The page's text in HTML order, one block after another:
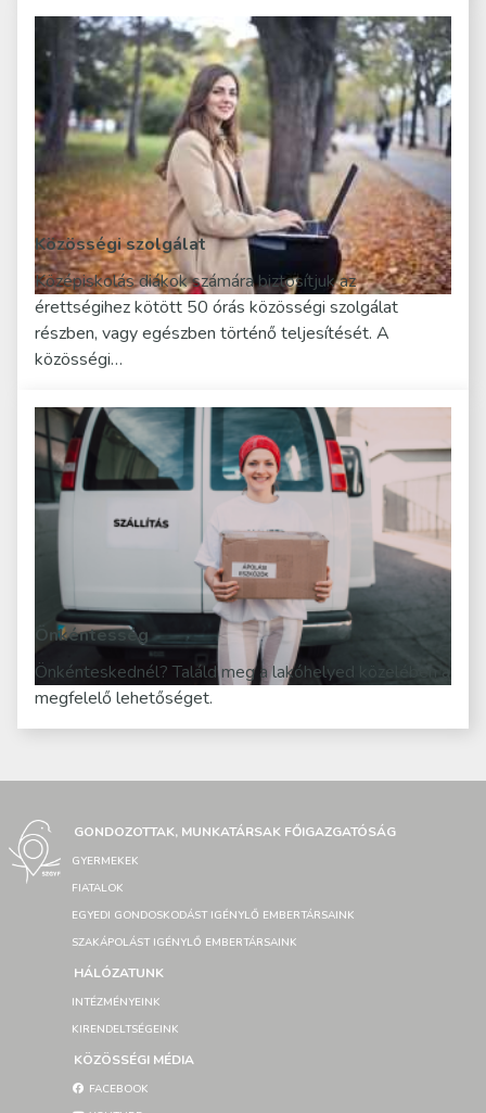
Közösségi szolgálat
Középiskolás diákok számára biztosítjuk az
érettségihez kötött 50 órás közösségi szolgálat
részben, vagy egészben történő teljesítését. A
közösségi…
Önkéntesség
Önkénteskednél? Találd meg a lakóhelyed közelében a
megfelelő lehetőséget.
GONDOZOTTAK, MUNKATÁRSAK FŐIGAZGATÓSÁG
GYERMEKEK
FIATALOK
EGYEDI GONDOSKODÁST IGÉNYLŐ EMBERTÁRSAINK
SZAKÁPOLÁST IGÉNYLŐ EMBERTÁRSAINK
HÁLÓZATUNK
INTÉZMÉNYEINK
KIRENDELTSÉGEINK
KÖZÖSSÉGI MÉDIA
FACEBOOK